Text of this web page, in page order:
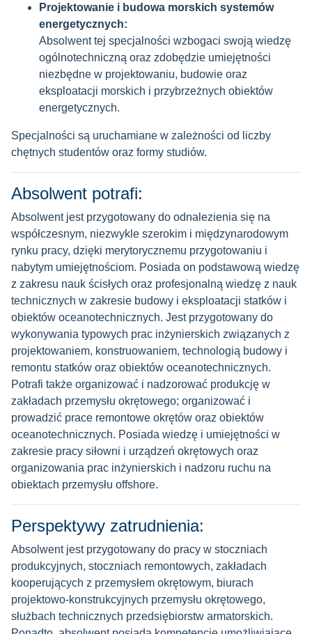
brane pod uwagę przy rekrutacji:
kryterium pokrewieństwa
średnia ważona ocen ze studiów
ocena na dyplomie
Projektowanie i budowa morskich systemów
energetycznych:
Absolwent tej specjalności wzbogaci swoją wiedzę
ogólnotechniczną oraz zdobędzie umiejętności
niezbędne w projektowaniu, budowie oraz
eksploatacji morskich i przybrzeżnych obiektów
energetycznych.
Specjalności są uruchamiane w zależności od liczby
chętnych studentów oraz formy studiów.
Absolwent potrafi:
Absolwent jest przygotowany do odnalezienia się na
współczesnym, niezwykle szerokim i międzynarodowym
rynku pracy, dzięki merytorycznemu przygotowaniu i
nabytym umiejętnościom. Posiada on podstawową wiedzę
z zakresu nauk ścisłych oraz profesjonalną wiedzę z nauk
technicznych w zakresie budowy i eksploatacji statków i
obiektów oceanotechnicznych. Jest przygotowany do
wykonywania typowych prac inżynierskich związanych z
projektowaniem, konstruowaniem, technologią budowy i
remontu statków oraz obiektów oceanotechnicznych.
Potrafi także organizować i nadzorować produkcję w
zakładach przemysłu okrętowego; organizować i
prowadzić prace remontowe okrętów oraz obiektów
oceanotechnicznych. Posiada wiedzę i umiejętności w
zakresie pracy siłowni i urządzeń okrętowych oraz
organizowania prac inżynierskich i nadzoru ruchu na
obiektach przemysłu offshore.
Perspektywy zatrudnienia:
Absolwent jest przygotowany do pracy w stoczniach
produkcyjnych, stoczniach remontowych, zakładach
kooperujących z przemysłem okrętowym, biurach
projektowo-konstrukcyjnych przemysłu okrętowego,
służbach technicznych przedsiębiorstw armatorskich.